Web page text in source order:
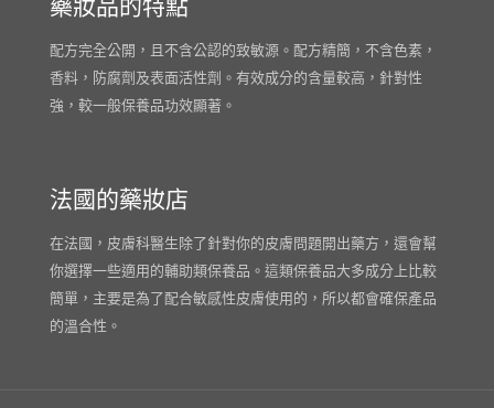
藥妝品的特點
配方完全公開，且不含公認的致敏源。配方精簡，不含色素，
香料，防腐劑及表面活性劑。有效成分的含量較高，針對性
強，較一般保養品功效顯著。
法國的藥妝店
在法國，皮膚科醫生除了針對你的皮膚問題開出藥方，還會幫
你選擇一些適用的輔助類保養品。這類保養品大多成分上比較
簡單，主要是為了配合敏感性皮膚使用的，所以都會確保產品
的溫合性。